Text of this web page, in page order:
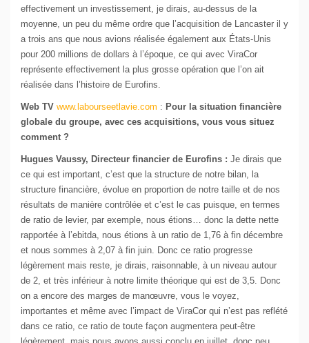
effectivement un investissement, je dirais, au-dessus de la
moyenne, un peu du même ordre que l’acquisition de Lancaster il y
a trois ans que nous avions réalisée également aux États-Unis
pour 200 millions de dollars à l’époque, ce qui avec ViraCor
représente effectivement la plus grosse opération que l’on ait
réalisée dans l’histoire de Eurofins.
Web TV www.labourseetlavie.com : Pour la situation financière
globale du groupe, avec ces acquisitions, vous vous situez
comment ?
Hugues Vaussy, Directeur financier de Eurofins : Je dirais que
ce qui est important, c’est que la structure de notre bilan, la
structure financière, évolue en proportion de notre taille et de nos
résultats de manière contrôlée et c’est le cas puisque, en termes
de ratio de levier, par exemple, nous étions… donc la dette nette
rapportée à l’ebitda, nous étions à un ratio de 1,76 à fin décembre
et nous sommes à 2,07 à fin juin. Donc ce ratio progresse
légèrement mais reste, je dirais, raisonnable, à un niveau autour
de 2, et très inférieur à notre limite théorique qui est de 3,5. Donc
on a encore des marges de manœuvre, vous le voyez,
importantes et même avec l’impact de ViraCor qui n’est pas reflété
dans ce ratio, ce ratio de toute façon augmentera peut-être